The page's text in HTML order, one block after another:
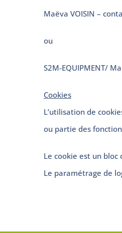
Maëva VOISIN –
ou
S2M-EQUIPMENT/
Cookies
L’utilisation de
ou partie des
Le cookie est un
Le paramétrage de